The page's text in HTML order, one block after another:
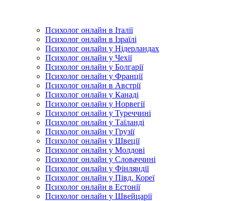
Психолог онлайн в Італії
Психолог онлайн в Ізраїлі
Психолог онлайн у Нідерландах
Психолог онлайн у Чехії
Психолог онлайн у Болгарії
Психолог онлайн у Франції
Психолог онлайн в Австрії
Психолог онлайн у Канаді
Психолог онлайн у Норвегії
Психолог онлайн у Туреччині
Психолог онлайн у Таїланді
Психолог онлайн у Грузії
Психолог онлайн у Швеції
Психолог онлайн у Молдові
Психолог онлайн у Словаччині
Психолог онлайн у Фінляндії
Психолог онлайн у Півд. Кореї
Психолог онлайн в Естонії
Психолог онлайн у Швейцарії